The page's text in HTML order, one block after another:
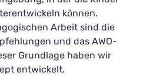
können.
Arbeit sind die
und das AWO-
Grundlage haben wir
entwickelt.